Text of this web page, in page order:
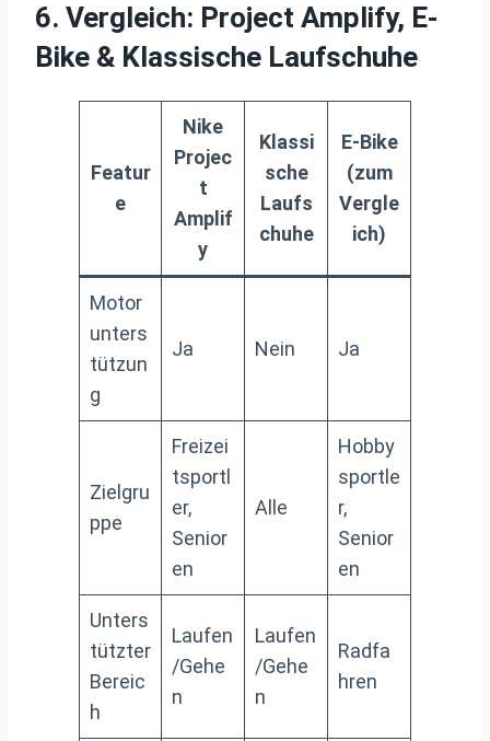
6. Vergleich: Project Amplify, E-
Bike & Klassische Laufschuhe
Featur
e
Nike
Projec
t
Amplif
y
Klassi
sche
Laufs
chuhe
E-Bike
(zum
Vergle
ich)
Motor
unters
tützun
g
Ja Nein Ja
Zielgru
ppe
Freizei
tsportl
er,
Senior
en
Alle
Hobby
sportle
r,
Senior
en
Unters
tützter
Bereic
h
Laufen
/Gehe
n
Laufen
/Gehe
n
Radfa
hren